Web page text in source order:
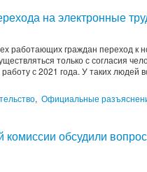
на электронные
работающих граждан переход к
только с согласия
с 2021 года. У таких людей
, Официальные
комиссии обсудили